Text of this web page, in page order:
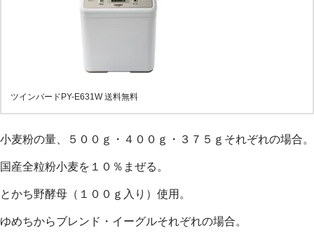
ツインバードPY-E631W 送料無料
小麦粉の量、５００ｇ・４００ｇ・３７５ｇそれぞれの場合。
国産全粒粉小麦を１０％まぜる。
とかち野酵母（１００ｇ入り）使用。
ゆめちからブレンド・イーグルそれぞれの場合。